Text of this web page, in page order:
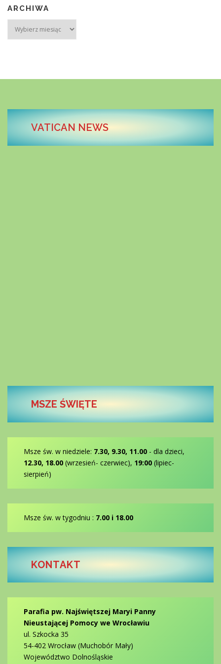
KONTAKT STRONA GŁÓWNA
ARCHIWA
VATICAN NEWS
MSZE ŚWIĘTE
Msze św. w niedziele: 7.30, 9.30, 11.00 - dla dzieci,
12.30, 18.00 (wrzesień- czerwiec), 19:00(lipiec-
sierpień)
Msze św. w tygodniu : 7.00 i 18.00
KONTAKT
Parafia pw. Najświętszej Maryi Panny
Nieustającej Pomocy we Wrocławiu
ul. Szkocka 35
54-402 Wrocław (Muchobór Mały)
Województwo Dolnośląskie